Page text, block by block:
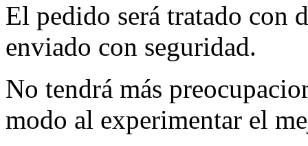
El pedido será tratado con
enviado con seguridad.
No tendrá más
modo al experimentar el